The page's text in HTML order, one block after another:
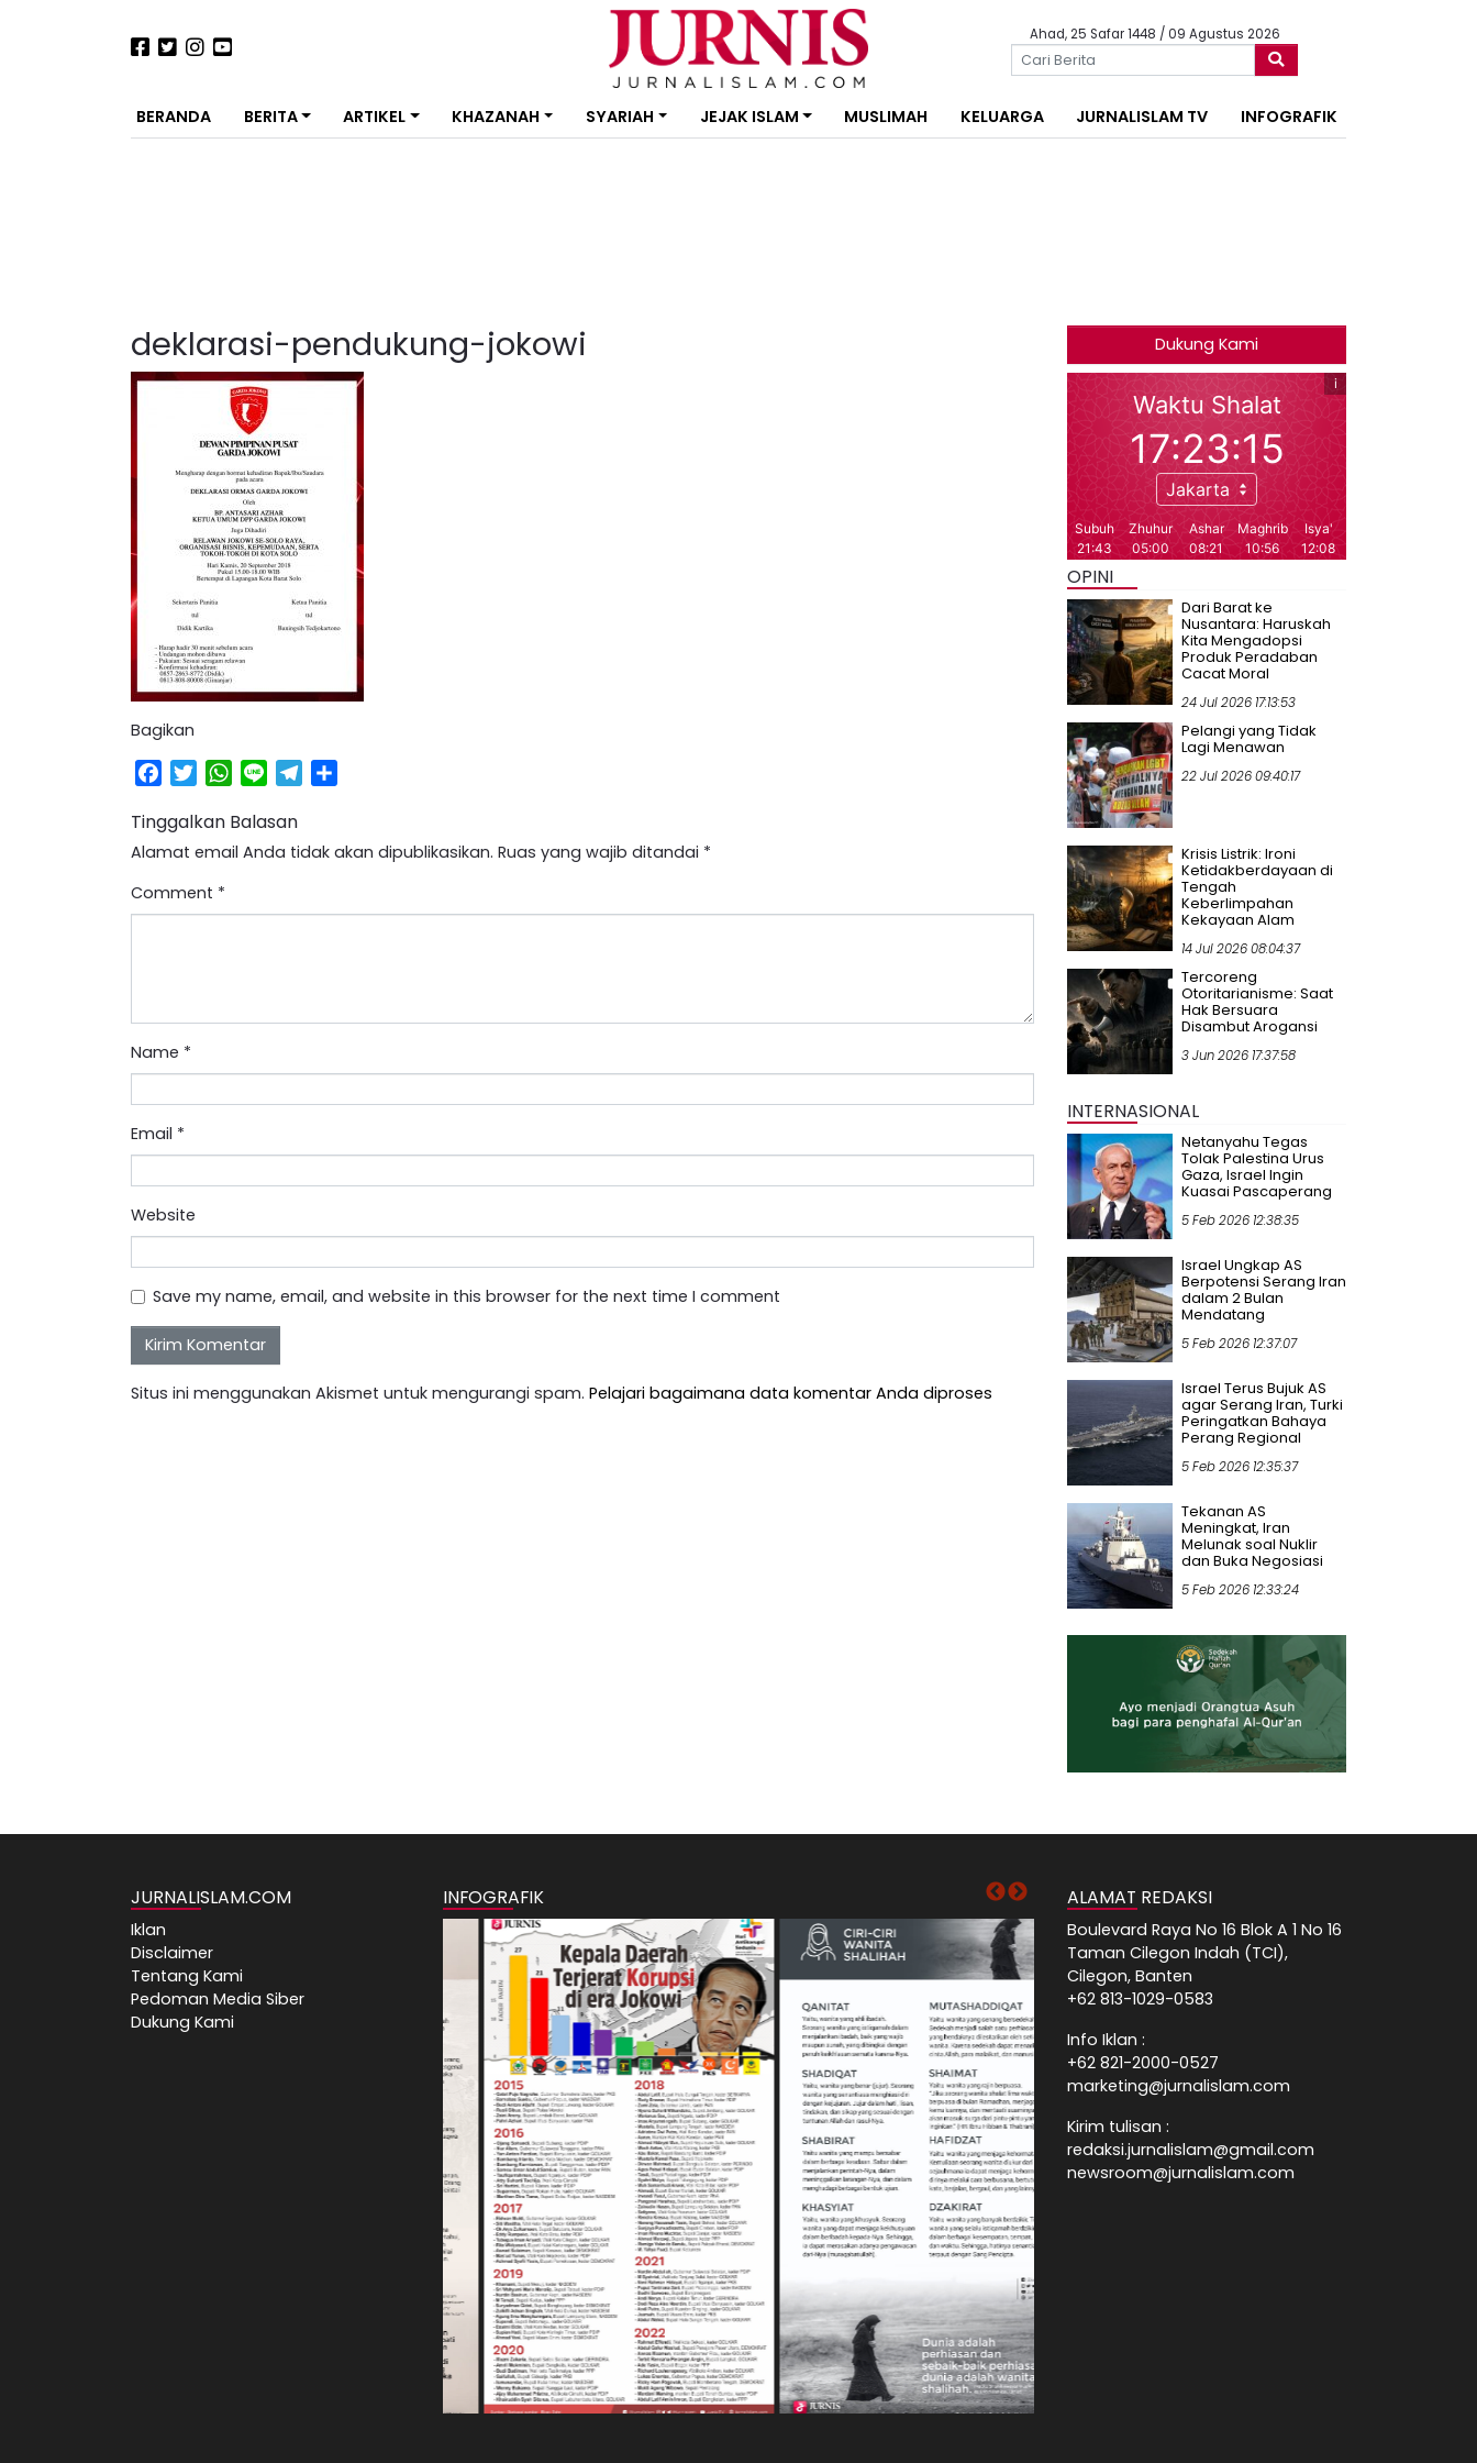
Ahad, 25 Safar 1448 / 09 Agustus 2026
BERANDA BERITA ARTIKEL KHAZANAH SYARIAH JEJAK ISLAM MUSLIMAH KELUARGA JURNALISLAM TV INFOGRAFIK
deklarasi-pendukung-jokowi
Bagikan
Facebook
TwitterWhatsApp
Line Telegram
Tinggalkan Balasan
Alamat email Anda tidak akan dipublikasikan. Ruas yang wajib ditandai *
Comment *
Name *
Email *
Website
Save my name, email, and website in this browser for the next time I comment
Situs ini menggunakan Akismet untuk mengurangi spam. Pelajari bagaimana data komentar Anda diproses
Dukung Kami
OPINI
Dari Barat ke
Nusantara: Haruskah
Kita Mengadopsi
Produk Peradaban
Cacat Moral
24 Jul 2026 17:13:53
Pelangi yang Tidak
Lagi Menawan
22 Jul 2026 09:40:17
Krisis Listrik: Ironi
Ketidakberdayaan di
Tengah
Keberlimpahan
Kekayaan Alam
14 Jul 2026 08:04:37
Tercoreng
Otoritarianisme: Saat
Hak Bersuara
Disambut Arogansi
3 Jun 2026 17:37:58
INTERNASIONAL
Netanyahu Tegas
Tolak Palestina Urus
Gaza, Israel Ingin
Kuasai Pascaperang
5 Feb 2026 12:38:35
Israel Ungkap AS
Berpotensi Serang Iran
dalam 2 Bulan
Mendatang
5 Feb 2026 12:37:07
Israel Terus Bujuk AS
agar Serang Iran, Turki
Peringatkan Bahaya
Perang Regional
5 Feb 2026 12:35:37
Tekanan AS
Meningkat, Iran
Melunak soal Nuklir
dan Buka Negosiasi
5 Feb 2026 12:33:24
JURNALISLAM.COM
Iklan
Disclaimer
Tentang Kami
Pedoman Media Siber
Dukung Kami
INFOGRAFIK ALAMAT REDAKSI
Boulevard Raya No 16 Blok A 1 No 16
Taman Cilegon Indah (TCI),
Cilegon, Banten
+62 813-1029-0583
Info Iklan :
+62 821-2000-0527
marketing@jurnalislam.com
Kirim tulisan :
redaksi.jurnalislam@gmail.com
newsroom@jurnalislam.com